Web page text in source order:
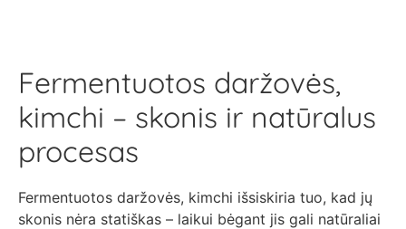
Fermentuotos daržovės,
kimchi – skonis ir natūralus
procesas
Fermentuotos daržovės, kimchi išsiskiria tuo, kad jų
skonis nėra statiškas – laikui bėgant jis gali natūraliai